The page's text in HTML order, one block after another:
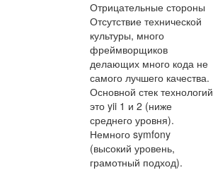
Отрицательные стороны
Отсутствие технической
культуры, много
фреймворщиков
делающих много кода не
самого лучшего качества.
Основной стек технологий
это yii 1 и 2 (ниже
среднего уровня).
Немного symfony
(высокий уровень,
грамотный подход).